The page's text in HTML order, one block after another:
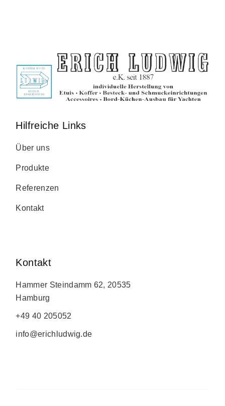
Hilfreiche Links
Über uns
Produkte
Referenzen
Kontakt
Kontakt
Hammer Steindamm 62, 20535
Hamburg
+49 40 205052
info@erichludwig.de